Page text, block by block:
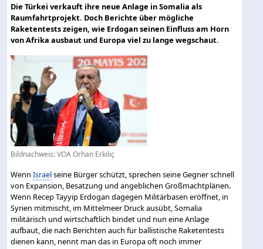
Die Türkei verkauft ihre neue Anlage in Somalia als
Raumfahrtprojekt. Doch Berichte über mögliche
Raketentests zeigen, wie Erdogan seinen Einfluss am Horn
von Afrika ausbaut und Europa viel zu lange wegschaut.
Bildnachweis: VOA Orhan Erkılıç
WennIsraelseine Bürger schützt, sprechen seine Gegner schnell
von Expansion, Besatzung und angeblichen Großmachtplänen.
Wenn Recep Tayyip Erdogan dagegen Militärbasen eröffnet, in
Syrien mitmischt, im Mittelmeer Druck ausübt, Somalia
militärisch und wirtschaftlich bindet und nun eine Anlage
aufbaut, die nach Berichten auch für ballistische Raketentests
dienen kann, nennt man das in Europa oft noch immer